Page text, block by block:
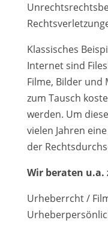
Klassisches
Internet sind
Filme, Bilder und
zum Tausch
werden. Um
vielen Jahren
der
Wir beraten u.a.
Urheberrcht /